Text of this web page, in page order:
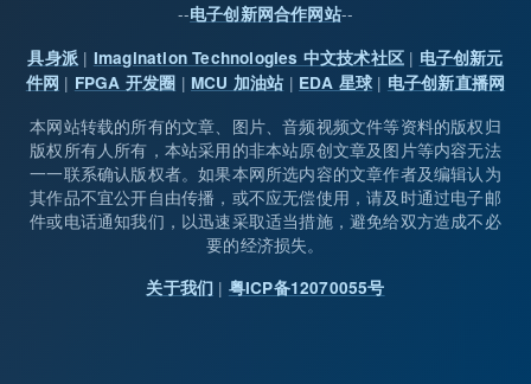
--电子创新网合作网站--
具身派 | Imagination Technologies 中文技术社区| 电子创新元
件网 | FPGA 开发圈 | MCU 加油站 | EDA 星球 | 电子创新直播网
本网站转载的所有的文章、图片、音频视频文件等资料的版权归
版权所有人所有，本站采用的非本站原创文章及图片等内容无法
一一联系确认版权者。如果本网所选内容的文章作者及编辑认为
其作品不宜公开自由传播，或不应无偿使用，请及时通过电子邮
件或电话通知我们，以迅速采取适当措施，避免给双方造成不必
要的经济损失。
关于我们 | 粤ICP备12070055号